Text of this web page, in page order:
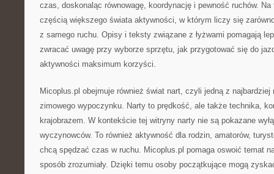
czas, doskonaląc równowagę, koordynację i pewność ruchów.
częścią większego świata aktywności, w którym liczy się
z samego ruchu. Opisy i teksty związane z łyżwami pomagają
zwracać uwagę przy wyborze sprzętu, jak przygotować się do
aktywności maksimum korzyści.
Micoplus.pl obejmuje również świat nart, czyli jedną z najbardziej
zimowego wypoczynku. Narty to prędkość, ale także technika,
krajobrazem. W kontekście tej witryny narty nie są pokazane
wyczynowców. To również aktywność dla rodzin, amatorów,
chcą spędzać czas w ruchu. Micoplus.pl pomaga oswoić temat
sposób zrozumiały. Dzięki temu osoby początkujące mogą